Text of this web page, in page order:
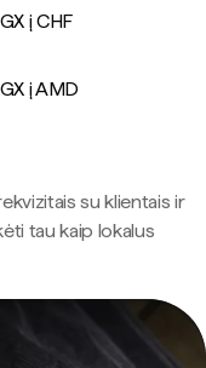
į CHF
į AMD
su klientais ir
tau kaip lokalus